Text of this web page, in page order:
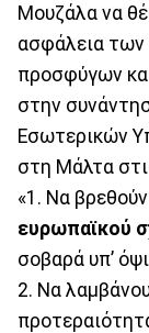
Μουζάλα να
ασφάλεια των
προσφύγων
στην
Εσωτερικών
στη Μάλτα
«1. Να
ευρωπαϊκού
σοβαρά υπ’
2. Να